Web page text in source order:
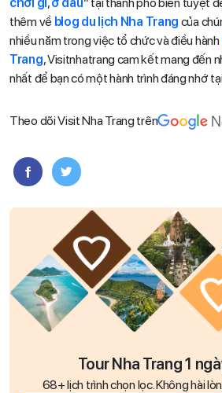
thêm về blog du lịch Nha Trang của
nhiều năm trong việc tổ chức và điều hành
Trang, Visitnhatrang cam kết mang đến
nhất để bạn có một hành trình đáng nhớ
Theo dõi Visit Nha Trang trên
Tour Nha Trang 1
68+ lịch trình chọn lọc. Không hài